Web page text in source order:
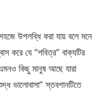
উপলব্ধি করা যায় বলে মনে
করে যে “পবিত্র” বাক্যটির
কিছু মানুষ আছে যারা
ভালোবাসা” স্তবগানটিতে